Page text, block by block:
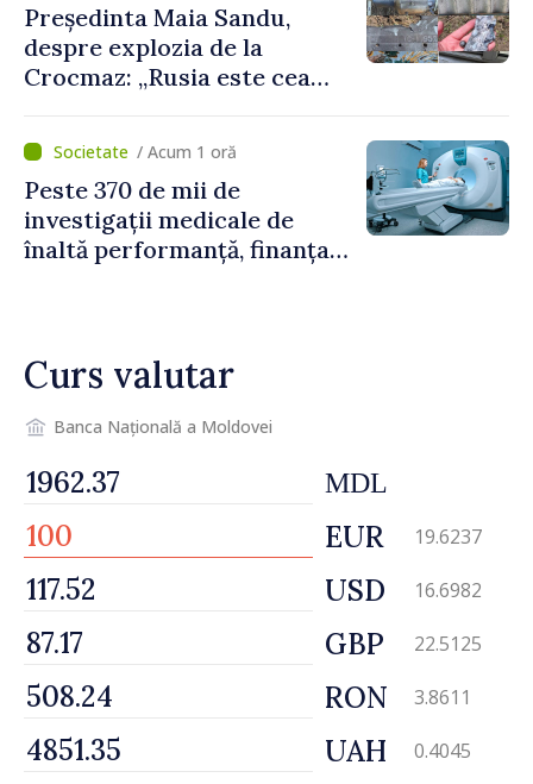
Președinta Maia Sandu,
despre explozia de la
Crocmaz: „Rusia este cea
agresiune în Ucraina și
poartă întreaga vină pentru
pericolul adus la casele
oamenilor noștri”
/ Acum 1 oră
Peste 370 de mii de
investigații medicale de
înaltă performanță, finanțate
Curs valutar
Banca Națională a Moldovei
MDL
EUR 19.6237
USD 16.6982
GBP 22.5125
RON 3.8611
UAH 0.4045